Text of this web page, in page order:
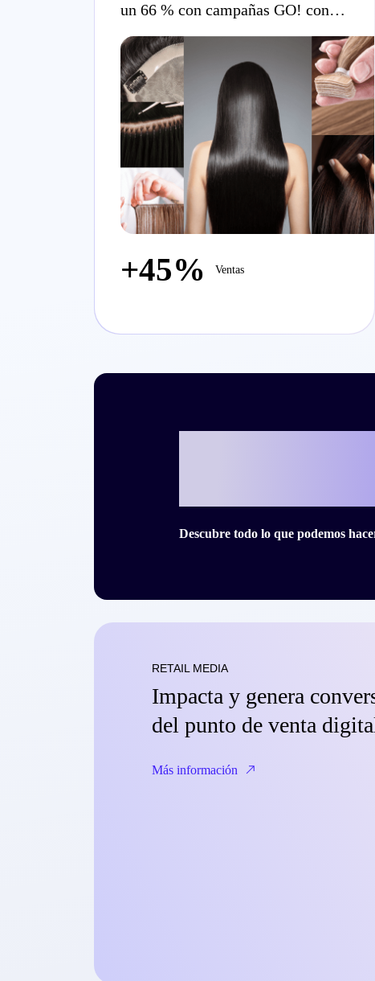
un 66 % con campañas GO! con
+45% Ventas
Descubre todo lo que podemos
RETAIL MEDIA
Impacta y genera
del punto de venta
Más información